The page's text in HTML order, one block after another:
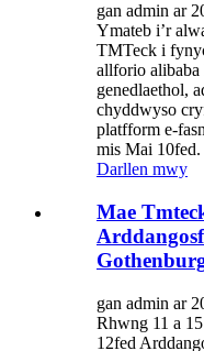
gan admin ar
Ymateb i’r
TMTeck i
allforio alibaba
genedlaethol,
chyddwyso
platfform e-
mis Mai
Darllen mwy
Mae
gan admin ar
Rhwng 11 a
12fed